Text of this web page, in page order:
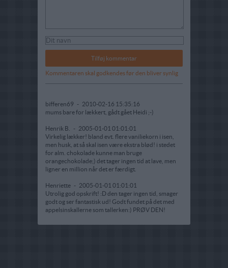
Kommentaren skal godkendes før den bliver synlig
bifferen69 - 2010-02-16 15:35:16
mums bare for lækkert, gådt gået Heidi ;-)
Henrik B. - 2005-01-01 01:01:01
Virkelig lækker! bland evt. flere vaniliekorn i isen,
men husk, at så skal isen være ekstra blød! i stedet
for alm. chokolade kunne man bruge
orangechokolade;) det tager ingen tid at lave, men
ligner en million når det er færdigt.
Henriette - 2005-01-01 01:01:01
Utrolig god opskrift! :D den tager ingen tid, smager
godt og ser fantastisk ud! Godt fundet på det med
appelsinskallerne som tallerken:) PRØV DEN!